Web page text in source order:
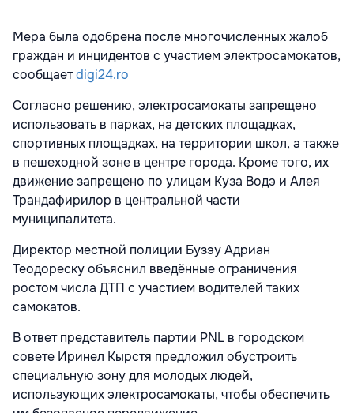
Мера была одобрена после многочисленных жалоб
граждан и инцидентов с участием электросамокатов,
сообщаетdigi24.ro
Согласно решению, электросамокаты запрещено
использовать в парках, на детских площадках,
спортивных площадках, на территории школ, а также
в пешеходной зоне в центре города. Кроме того, их
движение запрещено по улицам Куза Водэ и Алея
Трандафирилор в центральной части
муниципалитета.
Директор местной полиции Бузэу Адриан
Теодореску объяснил введённые ограничения
ростом числа ДТП с участием водителей таких
самокатов.
В ответ представитель партии PNL в городском
совете Иринел Кырстя предложил обустроить
специальную зону для молодых людей,
использующих электросамокаты, чтобы обеспечить